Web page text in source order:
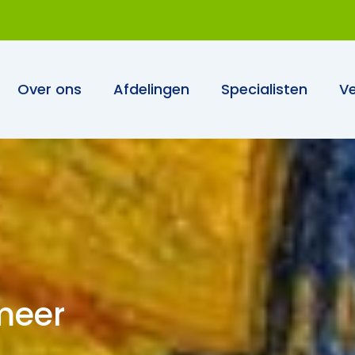
Over ons Afdelingen Specialisten